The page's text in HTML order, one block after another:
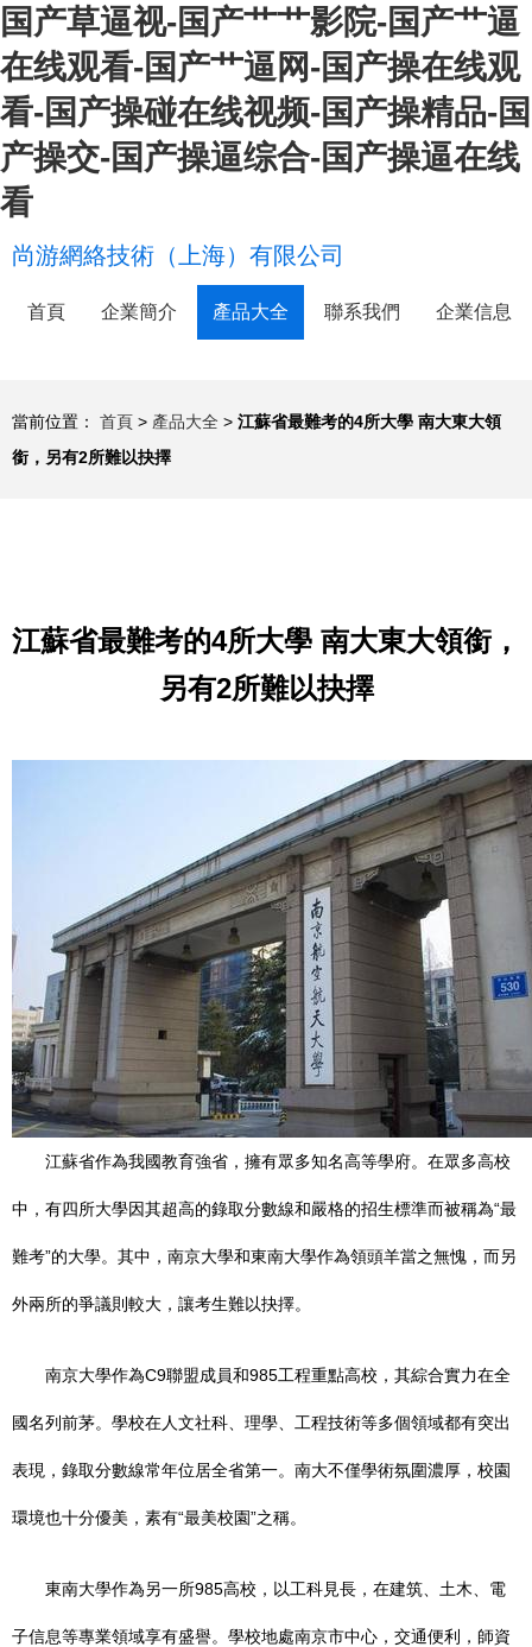
国产草逼视-国产艹艹影院-国产艹逼
在线观看-国产艹逼网-国产操在线观
看-国产操碰在线视频-国产操精品-国
产操交-国产操逼综合-国产操逼在线
看
尚游網絡技術（上海）有限公司
首頁 企業簡介 產品大全 聯系我們 企業信息
當前位置： 首頁 > 產品大全 > 江蘇省最難考的4所大學 南大東大領
銜，另有2所難以抉擇
江蘇省最難考的4所大學 南大東大領銜，
另有2所難以抉擇
江蘇省作為我國教育強省，擁有眾多知名高等學府。在眾多高校
中，有四所大學因其超高的錄取分數線和嚴格的招生標準而被稱為“最
難考”的大學。其中，南京大學和東南大學作為領頭羊當之無愧，而另
外兩所的爭議則較大，讓考生難以抉擇。
南京大學作為C9聯盟成員和985工程重點高校，其綜合實力在全
國名列前茅。學校在人文社科、理學、工程技術等多個領域都有突出
表現，錄取分數線常年位居全省第一。南大不僅學術氛圍濃厚，校園
環境也十分優美，素有“最美校園”之稱。
東南大學作為另一所985高校，以工科見長，在建筑、土木、電
子信息等專業領域享有盛譽。學校地處南京市中心，交通便利，師資